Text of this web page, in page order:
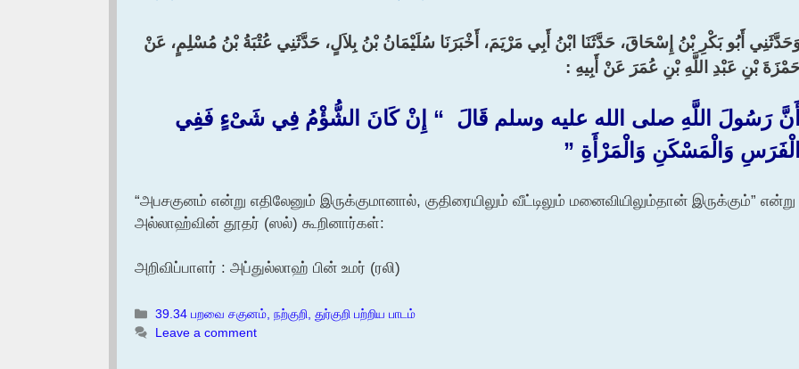
أَبُو بَكْرِ بْنُ إِسْحَاقَ، حَدَّثَنَا ابْنُ أَبِي مَرْيَمَ، أَخْبَرَنَا سُلَيْمَانُ بْنُ بِلاَلٍ، حَدَّثَنِي عُتْبَةُ بْنُ مُسْلِمٍ، عَنْ
بْنِ عَبْدِ اللَّهِ بْنِ عُمَرَ عَنْ أَبِيهِ :‏
رَسُولَ اللَّهِ صلى الله عليه وسلم قَالَ ‏ “‏ إِنْ كَانَ الشُّؤْمُ فِي شَىْءٍ فَفِي
وَالْمَسْكَنِ وَالْمَرْأَةِ ‏”‏
“அபசகுனம் என்று எதிலேனும் இருக்குமானால், குதிரையிலும் வீட்டிலும் மனைவியிலும்தான் இருக்கும்” என்று
அல்லாஹ்வின் தூதர் (ஸல்) கூறினார்கள்:
அறிவிப்பாளர் : அப்துல்லாஹ் பின் உமர் (ரலி)
Categories
39.34 பறவை சகுனம், நற்குறி, துர்குறி பற்றிய பாடம்
Leave a comment